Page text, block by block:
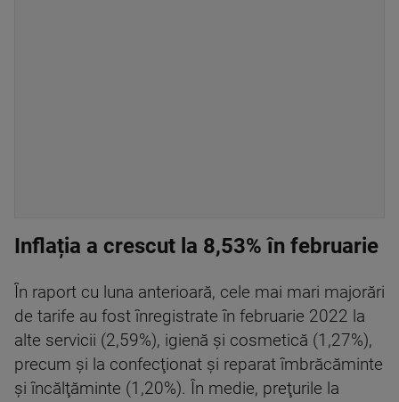
Inflația a crescut la 8,53% în februarie
În raport cu luna anterioară, cele mai mari majorări
de tarife au fost înregistrate în februarie 2022 la
alte servicii (2,59%), igienă şi cosmetică (1,27%),
precum şi la confecţionat şi reparat îmbrăcăminte
şi încălţăminte (1,20%). În medie, preţurile la